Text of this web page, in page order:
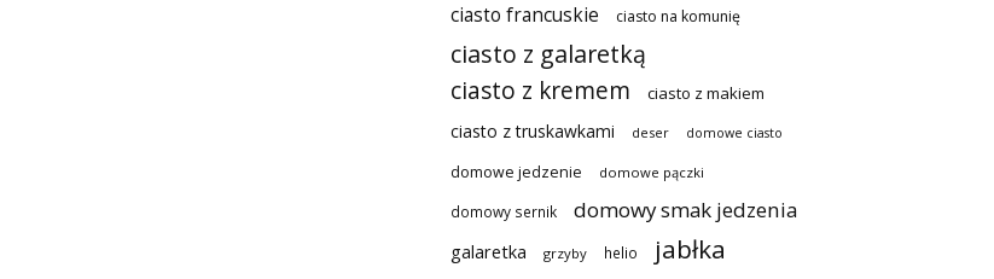
ciasto francuskie ciasto na komunię
ciasto z galaretką
ciasto z kremem ciasto z makiem
ciasto z truskawkami deser domowe ciasto
domowe jedzenie domowe pączki
domowy sernik domowy smak jedzenia
galaretka grzyby helio jabłka